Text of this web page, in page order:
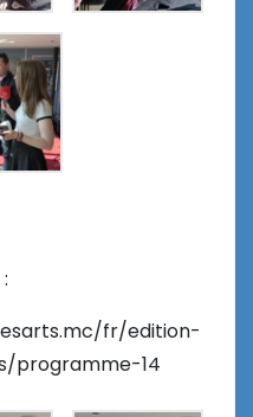
fr/edition-
programme-14